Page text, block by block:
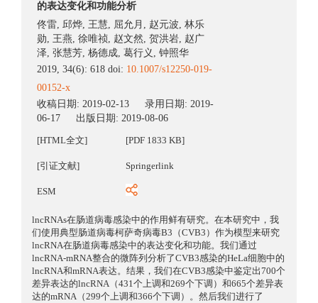
的表达变化和功能分析
佟雷,邱烨, 王慧, 屈允月 , 赵元波,林乐
勋, 王燕,徐唯祯, 赵文然,贺洪岩, 赵广
泽,张慧芳,杨德成,葛行义 ,钟照华
2019, 34(6): 618 doi: 10.1007/s12250-019-
00152-x
收稿日期:2019-02-13 录用日期:2019-
06-17
出版日期:2019-08-06
[HTML全文] [PDF 1833 KB]
[引证文献] Springerlink
ESM
lncRNAs在肠道病毒感染中的作用鲜有研究。在本研究中，我
们使用典型肠道病毒柯萨奇病毒B3（CVB3）作为模型来研究
lncRNA在肠道病毒感染中的表达变化和功能。我们通过
lncRNA-mRNA整合的微阵列分析了CVB3感染的HeLa细胞中的
lncRNA和mRNA表达。结果，我们在CVB3感染中鉴定出700个
差异表达的lncRNA（431个上调和269个下调）和665个差异表
达的mRNA（299个上调和366个下调）。然后我们进行了